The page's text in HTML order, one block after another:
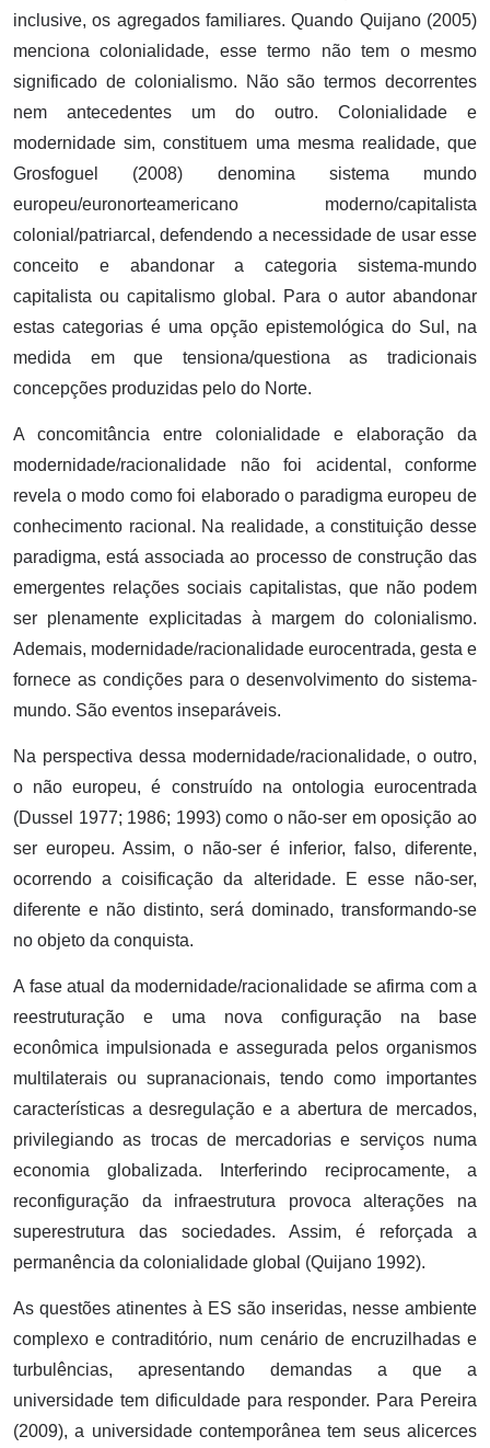
inclusive, os agregados familiares. Quando Quijano (2005)
menciona colonialidade, esse termo não tem o mesmo
significado de colonialismo. Não são termos decorrentes
nem antecedentes um do outro. Colonialidade e
modernidade sim, constituem uma mesma realidade, que
Grosfoguel (2008) denomina sistema mundo
europeu/euronorteamericano moderno/capitalista
colonial/patriarcal, defendendo a necessidade de usar esse
conceito e abandonar a categoria sistema-mundo
capitalista ou capitalismo global. Para o autor abandonar
estas categorias é uma opção epistemológica do Sul, na
medida em que tensiona/questiona as tradicionais
concepções produzidas pelo do Norte.
A concomitância entre colonialidade e elaboração da
modernidade/racionalidade não foi acidental, conforme
revela o modo como foi elaborado o paradigma europeu de
conhecimento racional. Na realidade, a constituição desse
paradigma, está associada ao processo de construção das
emergentes relações sociais capitalistas, que não podem
ser plenamente explicitadas à margem do colonialismo.
Ademais, modernidade/racionalidade eurocentrada, gesta e
fornece as condições para o desenvolvimento do sistema-
mundo. São eventos inseparáveis.
Na perspectiva dessa modernidade/racionalidade, o outro,
o não europeu, é construído na ontologia eurocentrada
(Dussel 1977; 1986; 1993) como o não-ser em oposição ao
ser europeu. Assim, o não-ser é inferior, falso, diferente,
ocorrendo a coisificação da alteridade. E esse não-ser,
diferente e não distinto, será dominado, transformando-se
no objeto da conquista.
A fase atual da modernidade/racionalidade se afirma com a
reestruturação e uma nova configuração na base
econômica impulsionada e assegurada pelos organismos
multilaterais ou supranacionais, tendo como importantes
características a desregulação e a abertura de mercados,
privilegiando as trocas de mercadorias e serviços numa
economia globalizada. Interferindo reciprocamente, a
reconfiguração da infraestrutura provoca alterações na
superestrutura das sociedades. Assim, é reforçada a
permanência da colonialidade global (Quijano 1992).
As questões atinentes à ES são inseridas, nesse ambiente
complexo e contraditório, num cenário de encruzilhadas e
turbulências, apresentando demandas a que a
universidade tem dificuldade para responder. Para Pereira
(2009), a universidade contemporânea tem seus alicerces